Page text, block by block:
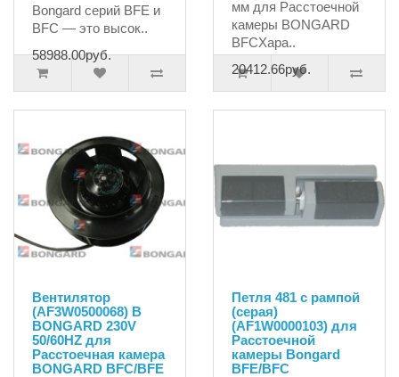
Bongard серий BFE и
BFC — это высок..
58988.00руб.
мм для Расстоечной
камеры BONGARD
BFCХара..
20412.66руб.
Вентилятор
(AF3W0500068) B
BONGARD 230V
50/60HZ для
Расстоечная камера
BONGARD BFC/BFE
Петля 481 с рампой
(серая)
(AF1W0000103) для
Расстоечной
камеры Bongard
BFE/BFC